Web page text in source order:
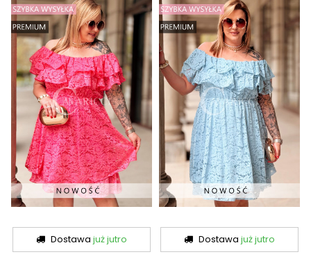
Dostawajuż jutro Dostawa już jutro